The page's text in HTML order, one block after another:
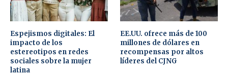
Espejismos digitales: El
impacto de los
estereotipos en redes
sociales sobre la mujer
latina
EE.UU. ofrece más de 100
millones de dólares en
recompensas por altos
líderes del CJNG